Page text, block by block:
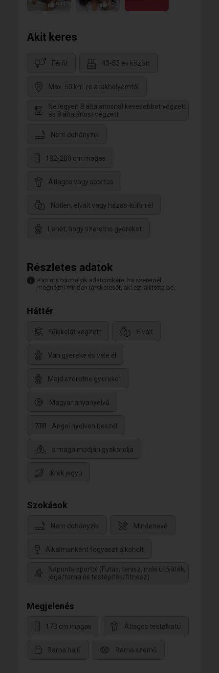
99+ 50
Akit keres
Férfit 43-53 év között
Max. 50 km-re a lakhelyemtől
Ne legyen 8 általánosnál kevesebbet végzett
és 8 általánost végzett
Nem dohányzik
182-200 cm magas
Átlagos vagy sportos
Nőtlen, elvált vagy házas-külön él
Lehet, hogy szeretne gyereket
Részletes adatok
Kattints bármelyik adatcímkére, ha szeretnél
megnézni minden társkeresőt, aki ezt állította be.
Háttér
Főiskolát végzett Elvált
Van gyereke és vele él
Majd szeretne gyereket
Magyar anyanyelvű
Angol nyelven beszél
a maga módján gyakorolja
Ikrek jegyű
Szokások
Nem dohányzik Mindenevő
Alkalmanként fogyaszt alkoholt
Naponta sportol (Futás, tenisz, más ütőjáték,
jóga/torna és testépítés/fitnesz)
Megjelenés
173 cm magas Átlagos testalkatú
Barna hajú Barna szemű